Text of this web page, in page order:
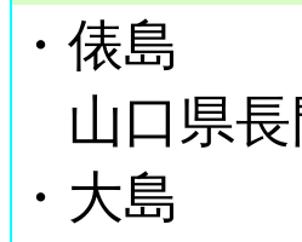
・俵島
山口県長
・大島